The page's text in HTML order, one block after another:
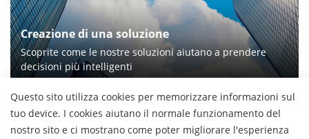
Creazione di una soluzione
Scoprite come le nostre soluzioni aiutano a prendere
decisioni più intelligenti
Questo sito utilizza cookies per memorizzare informazioni sul
tuo device. I cookies aiutano il normale funzionamento del
nostro sito e ci mostrano come poter migliorare l'esperienza